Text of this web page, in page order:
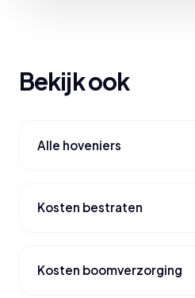
Bekijk ook
Alle hoveniers
Kosten bestraten
Kosten boomverzorging